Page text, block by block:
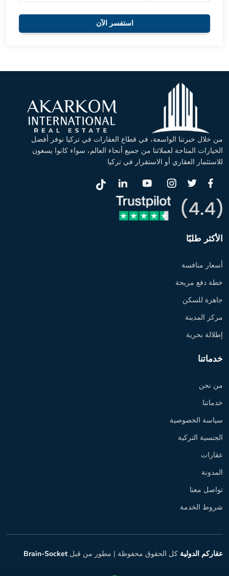
استفسر الآن
من خلال خبرتنا الواسعة، في قطاع العقارات في تركيا نوفر أفضل
الخيارات المتاحة لعملائنا من جميع أنحاء العالم، سواء كانوا يسعون
للاستثمار العقاري أو الاستقرار في تركيا
الأكثر طلبًا
أسعار منافسة
خطة دفع مريحة
جاهزة للسكن
مركز المدينة
إطلالة بحرية
خدماتنا
من نحن
خدماتنا
سياسة الخصوصية
الجنسية التركية
عقارات
المدونة
تواصل معنا
شروط الخدمة
عقاركم الدولية كل الحقوق محفوظة | مطور من قبلBrain-Socket